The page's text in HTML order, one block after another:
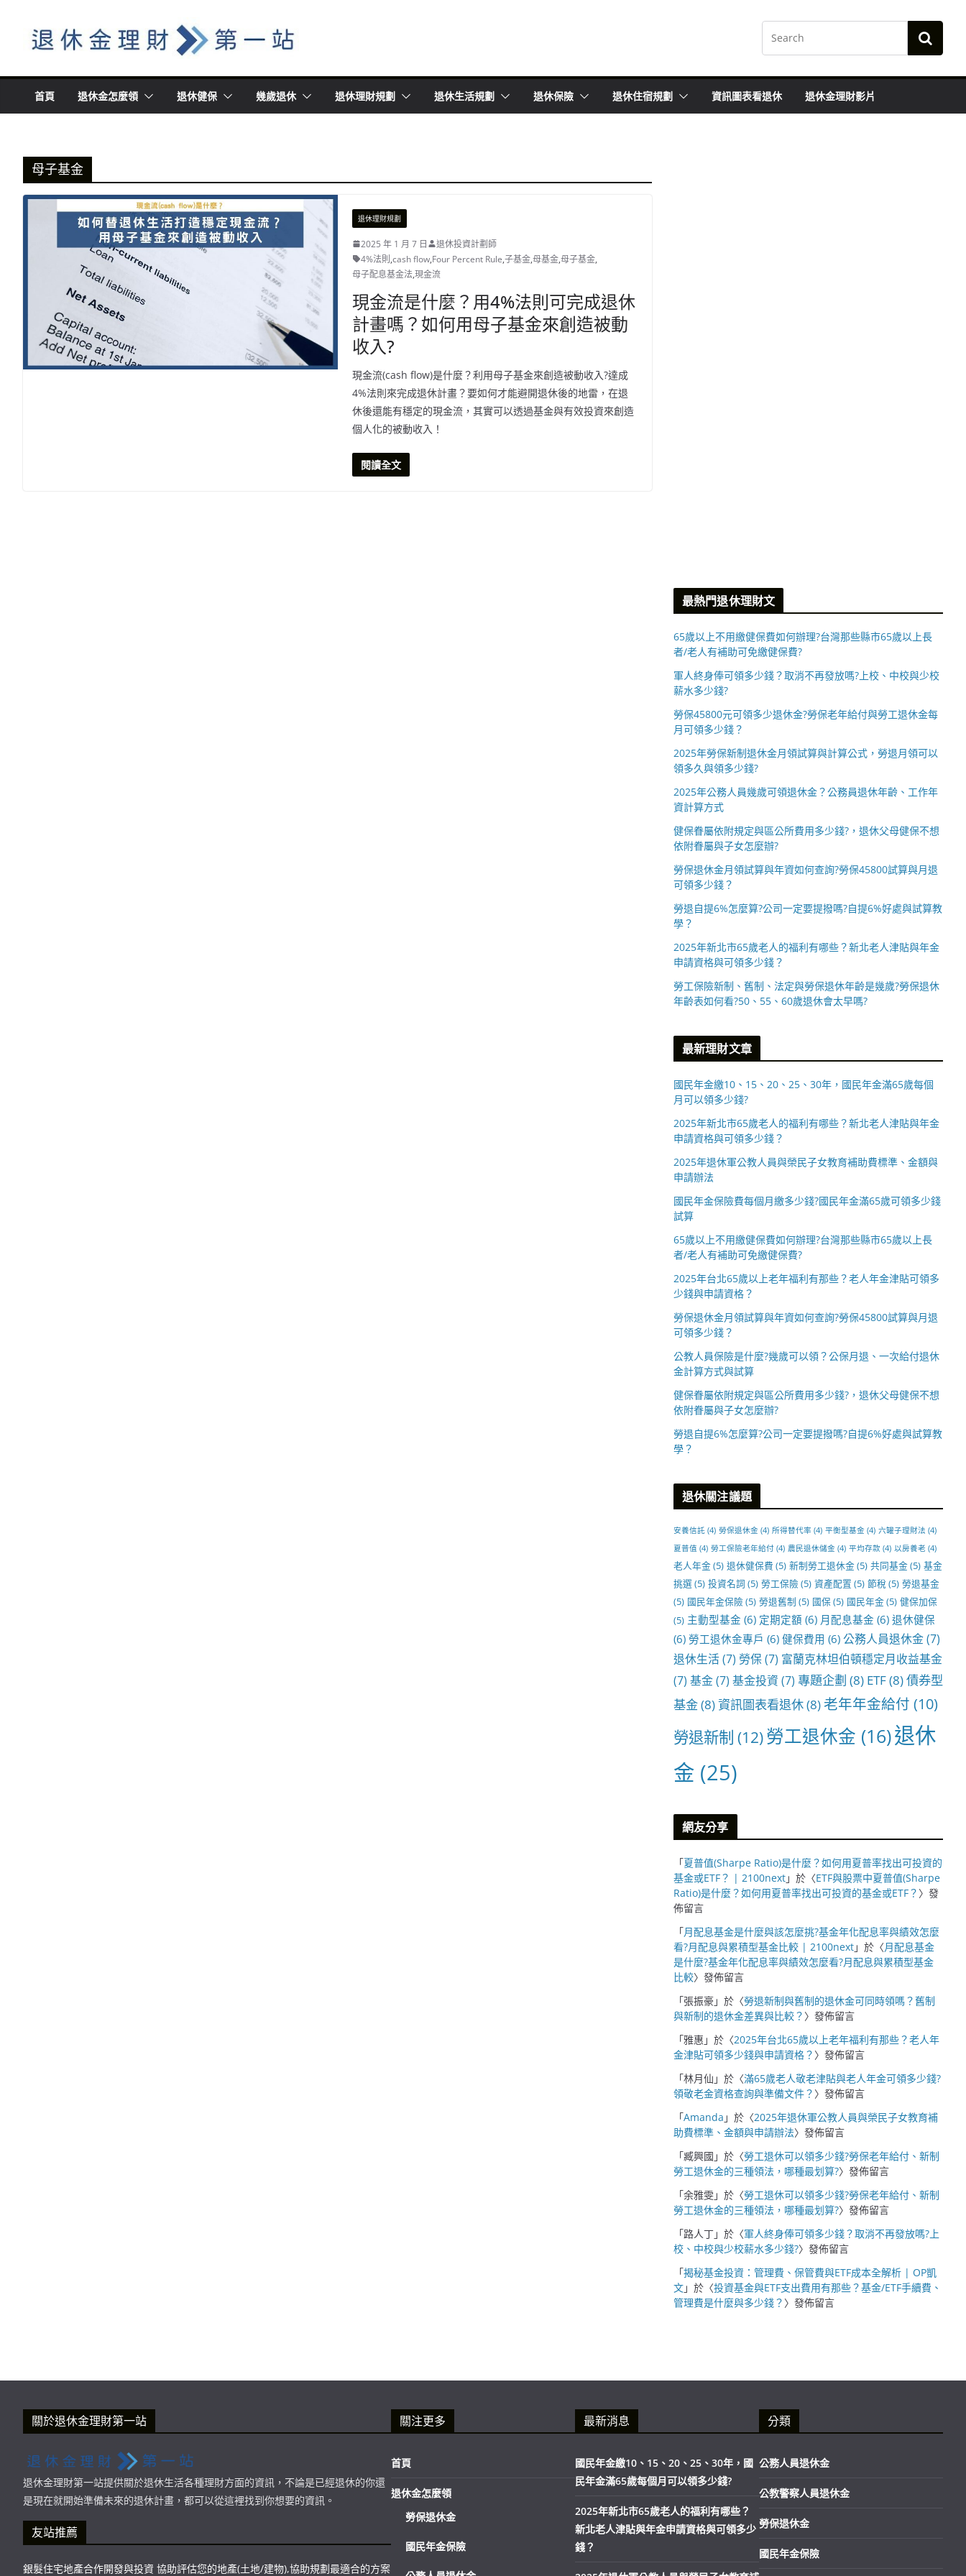
content
首頁 退休金怎麼領 退休健保 幾歲退休 退休理財規劃 退休生活規劃 退休保險 退休住宿規劃 資訊圖表看退休 退休金理財影片
母子基金
退休理財規劃
2025 年 1 月 7 日
退休投資計劃師
4%法則 ,cash flow,Four Percent Rule,子基金,母基金,母子基金,
母子配息基金法,現金流
現金流是什麼？用4%法則可完成退休
計畫嗎？如何用母子基金來創造被動
收入?
現金流(cash flow)是什麼？利用母子基金來創造被動收入?達成
4%法則來完成退休計畫？要如何才能避開退休後的地雷，在退
休後還能有穩定的現金流，其實可以透過基金與有效投資來創造
個人化的被動收入！
閱讀全文
最熱門退休理財文
65歲以上不用繳健保費如何辦理?台灣那些縣市65歲以上長
者/老人有補助可免繳健保費?
軍人終身俸可領多少錢？取消不再發放嗎?上校、中校與少校
薪水多少錢?
勞保45800元可領多少退休金?勞保老年給付與勞工退休金每
月可領多少錢？
2025年勞保新制退休金月領試算與計算公式，勞退月領可以
領多久與領多少錢?
2025年公務人員幾歲可領退休金？公務員退休年齡、工作年
資計算方式
健保眷屬依附規定與區公所費用多少錢?，退休父母健保不想
依附眷屬與子女怎麼辦?
勞保退休金月領試算與年資如何查詢?勞保45800試算與月退
可領多少錢？
勞退自提6%怎麼算?公司一定要提撥嗎?自提6%好處與試算教
學？
2025年新北市65歲老人的福利有哪些？新北老人津貼與年金
申請資格與可領多少錢？
勞工保險新制、舊制、法定與勞保退休年齡是幾歲?勞保退休
年齡表如何看?50、55、60歲退休會太早嗎?
最新理財文章
國民年金繳10、15、20、25、30年，國民年金滿65歲每個
月可以領多少錢?
2025年新北市65歲老人的福利有哪些？新北老人津貼與年金
申請資格與可領多少錢？
2025年退休軍公教人員與榮民子女教育補助費標準、金額與
申請辦法
國民年金保險費每個月繳多少錢?國民年金滿65歲可領多少錢
試算
65歲以上不用繳健保費如何辦理?台灣那些縣市65歲以上長
者/老人有補助可免繳健保費?
2025年台北65歲以上老年福利有那些？老人年金津貼可領多
少錢與申請資格？
勞保退休金月領試算與年資如何查詢?勞保45800試算與月退
可領多少錢？
公教人員保險是什麼?幾歲可以領？公保月退、一次給付退休
金計算方式與試算
健保眷屬依附規定與區公所費用多少錢?，退休父母健保不想
依附眷屬與子女怎麼辦?
勞退自提6%怎麼算?公司一定要提撥嗎?自提6%好處與試算教
學？
退休關注議題
安養信託 (4) 勞保退休金 (4) 所得替代率 (4) 平衡型基金 (4) 六罐子理財法 (4)
夏普值 (4) 勞工保險老年給付 (4) 農民退休儲金 (4) 平均存款 (4) 以房養老 (4)
老人年金(5) 退休健保費 (5) 新制勞工退休金(5) 共同基金(5) 基金
挑選 (5) 投資名詞 (5) 勞工保險 (5) 資產配置 (5) 節稅 (5) 勞退基金
(5) 國民年金保險 (5) 勞退舊制 (5) 國保(5) 國民年金(5) 健保加保
(5) 主動型基金 (6) 定期定額 (6) 月配息基金 (6) 退休健保
(6) 勞工退休金專戶 (6) 健保費用 (6) 公務人員退休金(7)
退休生活(7) 勞保(7) 富蘭克林坦伯頓穩定月收益基金
(7) 基金(7) 基金投資 (7) 專題企劃 (8) ETF(8)債券型
基金(8)資訊圖表看退休(8)老年年金給付 (10)
勞退新制 (12)勞工退休金 (16)退休
金 (25)
網友分享
「夏普值(Sharpe Ratio)是什麼？如何用夏普率找出可投資的
基金或ETF？ | 2100next」於〈ETF與股票中夏普值(Sharpe
Ratio)是什麼？如何用夏普率找出可投資的基金或ETF？ 〉發
佈留言
「月配息基金是什麼與該怎麼挑?基金年化配息率與績效怎麼
看?月配息與累積型基金比較 | 2100next」於〈月配息基金
是什麼?基金年化配息率與績效怎麼看?月配息與累積型基金
比較〉發佈留言
「張振豪」於〈勞退新制與舊制的退休金可同時領嗎？舊制
與新制的退休金差異與比較？ 〉發佈留言
「雅惠 」於〈2025年台北65歲以上老年福利有那些？老人年
金津貼可領多少錢與申請資格？ 〉發佈留言
「林月仙 」於〈滿65歲老人敬老津貼與老人年金可領多少錢?
領敬老金資格查詢與準備文件？ 〉發佈留言
「Amanda 」於〈2025年退休軍公教人員與榮民子女教育補
助費標準、金額與申請辦法〉發佈留言
「臧興國 」於〈勞工退休可以領多少錢?勞保老年給付、新制
勞工退休金的三種領法，哪種最划算?〉發佈留言
「余雅雯」於〈勞工退休可以領多少錢?勞保老年給付、新制
勞工退休金的三種領法，哪種最划算?〉發佈留言
「路人丁」於〈軍人終身俸可領多少錢？取消不再發放嗎?上
校、中校與少校薪水多少錢?〉發佈留言
「揭秘基金投資：管理費、保管費與ETF成本全解析 | OP凱
文」於〈投資基金與ETF支出費用有那些？基金/ETF手續費、
管理費是什麼與多少錢？ 〉發佈留言
關於退休金理財第一站
退休金理財第一站提供關於退休生活各種理財方面的資訊，不論是已經退休的你還
是現在就開始準備未來的退休計畫，都可以從這裡找到你想要的資訊。
友站推薦
銀髮住宅地產合作開發與投資 協助評估您的地產(土地/建物),協助規劃最適合的方案
關注更多
首頁
退休金怎麼領
勞保退休金
國民年金保險
最新消息
國民年金繳10、15、20、25、30年，國
民年金滿65歲每個月可以領多少錢?
2025年新北市65歲老人的福利有哪些？
新北老人津貼與年金申請資格與可領多少
錢？
分類
公務人員退休金
公教警察人員退休金
勞保退休金
國民年金保險